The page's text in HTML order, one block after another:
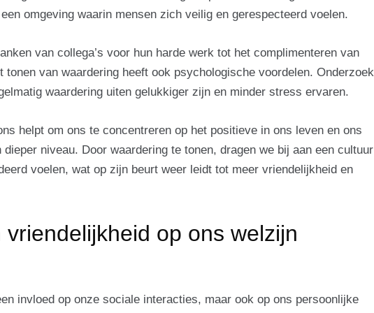
omgeving waarin mensen zich veilig en gerespecteerd voelen.
van collega’s voor hun harde werk tot het complimenteren van
tonen van waardering heeft ook psychologische voordelen. Onderzoek
waardering uiten gelukkiger zijn en minder stress ervaren.
helpt om ons te concentreren op het positieve in ons leven en ons
niveau. Door waardering te tonen, dragen we bij aan een cultuur
voelen, wat op zijn beurt weer leidt tot meer vriendelijkheid en
op ons welzijn
invloed op onze sociale interacties, maar ook op ons persoonlijke